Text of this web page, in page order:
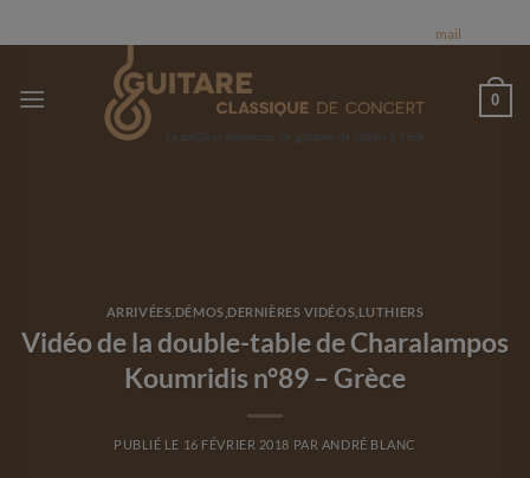
au
mail
0
ARRIVÉES DÉMOS DERNIÈRES VIDÉOS LUTHIERS
Vidéo de la double-table de Charalampos
Koumridis n°89 – Grèce
PUBLIÉ LE 16 FÉVRIER 2018 PAR ANDRÉ BLANC